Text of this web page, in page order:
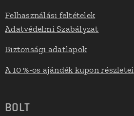
Felhasználási feltételek
Adatvédelmi Szabályzat
Biztonsági adatlapok
A 10 %-os ajándék kupon részletei
BOLT